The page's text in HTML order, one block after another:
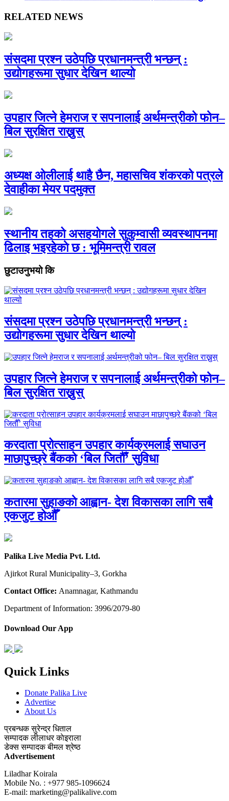
RELATED NEWS
संसदमा प्रश्न उठेपछि प्रधानमन्त्री भन्छन् :
उद्योगहरूमा सुधार देखिन थाल्यो
उपहार जित्ने हेमराज र सपनालाई अर्थमन्त्रीको फोन–
बिल सुरक्षित राख्नुस्
अध्यक्ष ओलीलाई थाहै छैन, महासचिव शंकरको पत्रले
देवाहीका मेयर पदमुक्त
स्थानीय तहको असहयोगले सुकुम्वासी व्यवस्थापनमा
ढिलाइ भइरहेकाे छ : भूमिमन्त्री रावल
छुटाउनुभयो कि
संसदमा प्रश्न उठेपछि प्रधानमन्त्री भन्छन् :
उद्योगहरूमा सुधार देखिन थाल्यो
उपहार जित्ने हेमराज र सपनालाई अर्थमन्त्रीको फोन–
बिल सुरक्षित राख्नुस्
करदाता प्रोत्साहन उपहार कार्यक्रमलाई सघाउन
माछापुच्छ्रे बैंकको ‘बिल जितौँ’ सुविधा
कतारमा सुहाङकाे आह्वान- देश विकासका लागि सबै
एकजुट होऔँ
Palika Live Media Pvt. Ltd.
Ajirkot Rural Municipality–3, Gorkha
Contact Office: Anamnagar, Kathmandu
Department of Information: 3996/2079-80
Download Our App
Quick Links
Donate Palika Live
Advertise
About Us
प्रबन्धकसुरेन्द्र धिताल
सम्पादकलीलाधर काेइराला
डेक्स सम्पादकबीमल श्रेष्ठ
Advertisement
Liladhar Koirala
Mobile No. : +977 985-1096624
E-mail: marketing@palikalive.com